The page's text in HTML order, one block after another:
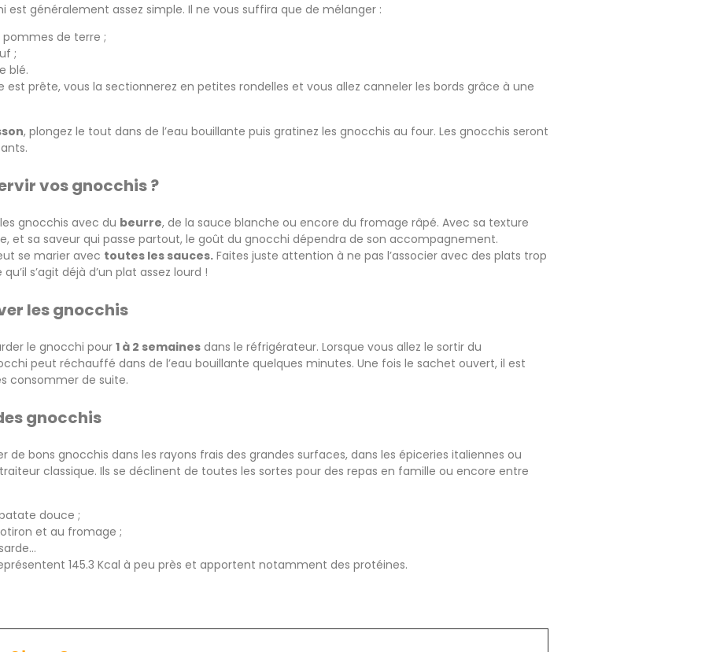
est généralement assez simple. Il ne vous suffira que de mélanger :
pommes de terre ;
;
blé.
est prête, vous la sectionnerez en petites rondelles et vous allez canneler les bords grâce à une
, plongez le tout dans de l’eau bouillante puis gratinez les gnocchis au four. Les gnocchis seront
vos gnocchis ?
gnocchis avec du beurre, de la sauce blanche ou encore du fromage râpé. Avec sa texture
et sa saveur qui passe partout, le goût du gnocchi dépendra de son accompagnement.
se marier avec toutes les sauces. Faites juste attention à ne pas l’associer avec des plats trop
s’agit déjà d’un plat assez lourd !
les gnocchis
le gnocchi pour 1 à 2 semaines dans le réfrigérateur. Lorsque vous allez le sortir du
peut réchauffé dans de l’eau bouillante quelques minutes. Une fois le sachet ouvert, il est
consommer de suite.
gnocchis
de bons gnocchis dans les rayons frais des grandes surfaces, dans les épiceries italiennes ou
classique. Ils se déclinent de toutes les sortes pour des repas en famille ou encore entre
douce ;
et au fromage ;
145.3 Kcal à peu près et apportent notamment des protéines.